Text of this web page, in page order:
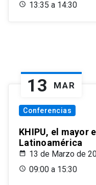
13:35 a 14:30
13 MAR
Conferencias
KHIPU, el mayor
Latinoamérica
13 de Marzo de
09:00 a 15:30